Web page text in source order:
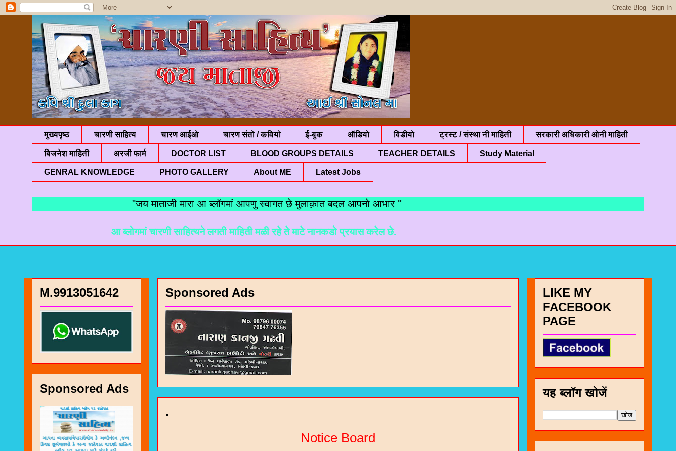
मुख्यपृष्ठ चारणी साहित्य चारण आईओ चारण संतो / कवियो ई-बुक ऑडियो विडीयो ट्रस्ट / संस्था नी माहिती सरकारी अधिकारी ओनी माहिती
बिजनेश माहिती अरजी फार्म DOCTOR LIST BLOOD GROUPS DETAILS TEACHER DETAILS Study Material
GENRAL KNOWLEDGE PHOTO GALLERY About ME Latest Jobs
"जय माताजी मारा आ ब्लॉगमां आपणु स्वागत छे मुलाक़ात बदल आपनो आभार "
आ ब्लोगमां चारणी साहित्यने लगती माहिती मळी रहे ते माटे नानकडो प्रयास करेल छे.
Sponsored Ads
.
Notice Board
M.9913051642
Sponsored Ads
LIKE MY
FACEBOOK
PAGE
यह ब्लॉग खोजें